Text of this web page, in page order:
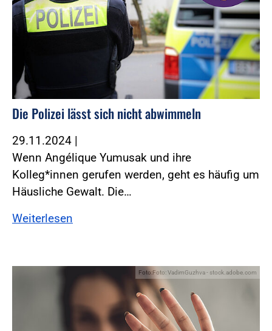
Die Polizei lässt sich nicht abwimmeln
29.11.2024 |
Wenn Angélique Yumusak und ihre
Kolleg*innen gerufen werden, geht es häufig um
Häusliche Gewalt. Die…
Weiterlesen
Foto:Foto: VadimGuzhva - stock.adobe.com